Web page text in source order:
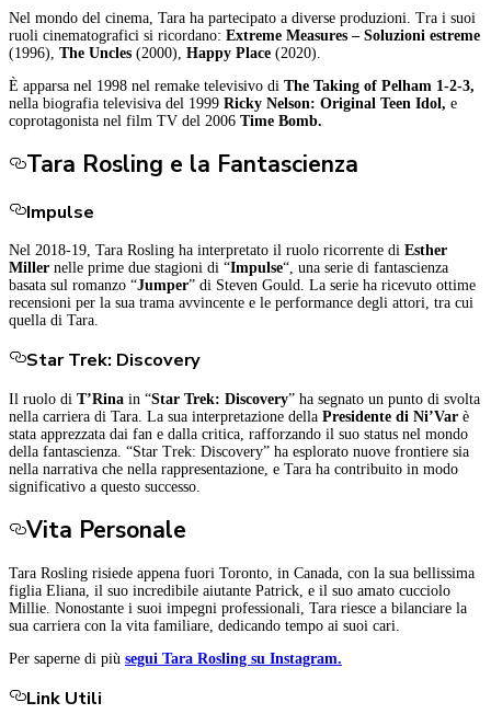
Nel mondo del cinema, Tara ha partecipato a diverse produzioni. Tra i suoi
ruoli cinematografici si ricordano: Extreme Measures – Soluzioni estreme
(1996), The Uncles (2000), Happy Place (2020).
È apparsa nel 1998 nel remake televisivo di The Taking of Pelham 1-2-3,
nella biografia televisiva del 1999 Ricky Nelson: Original Teen Idol, e
coprotagonista nel film TV del 2006 Time Bomb.
Tara Rosling e la Fantascienza
Impulse
Nel 2018-19, Tara Rosling ha interpretato il ruolo ricorrente di Esther
Miller nelle prime due stagioni di “Impulse“, una serie di fantascienza
basata sul romanzo “Jumper” di Steven Gould. La serie ha ricevuto ottime
recensioni per la sua trama avvincente e le performance degli attori, tra cui
quella di Tara.
Star Trek: Discovery
Il ruolo di T’Rina in “Star Trek: Discovery” ha segnato un punto di svolta
nella carriera di Tara. La sua interpretazione della Presidente di Ni’Var è
stata apprezzata dai fan e dalla critica, rafforzando il suo status nel mondo
della fantascienza. “Star Trek: Discovery” ha esplorato nuove frontiere sia
nella narrativa che nella rappresentazione, e Tara ha contribuito in modo
significativo a questo successo.
Vita Personale
Tara Rosling risiede appena fuori Toronto, in Canada, con la sua bellissima
figlia Eliana, il suo incredibile aiutante Patrick, e il suo amato cucciolo
Millie. Nonostante i suoi impegni professionali, Tara riesce a bilanciare la
sua carriera con la vita familiare, dedicando tempo ai suoi cari.
Per saperne di più segui Tara Rosling su Instagram.
Link Utili